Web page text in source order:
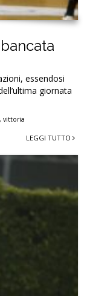
essendosi
giornata
, vittoria
LEGGI TUTTO